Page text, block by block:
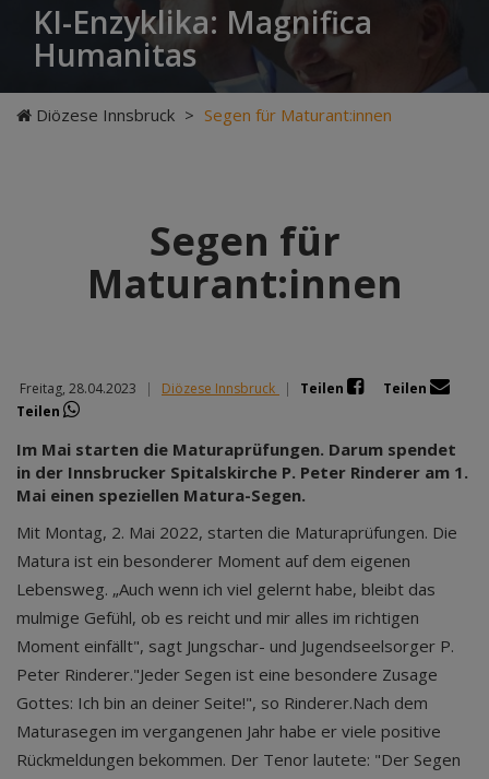
KI-Enzyklika: Magnifica
Humanitas
Diözese Innsbruck > Segen für Maturant:innen
Segen für
Maturant:innen
Freitag, 28.04.2023 | Diözese Innsbruck | Teilen
Teilen
Teilen
Im Mai starten die Maturaprüfungen. Darum spendet
in der Innsbrucker Spitalskirche P. Peter Rinderer am 1.
Mai einen speziellen Matura-Segen.
Mit Montag, 2. Mai 2022, starten die Maturaprüfungen. Die
Matura ist ein besonderer Moment auf dem eigenen
Lebensweg. „Auch wenn ich viel gelernt habe, bleibt das
mulmige Gefühl, ob es reicht und mir alles im richtigen
Moment einfällt", sagt Jungschar- und Jugendseelsorger P.
Peter Rinderer."Jeder Segen ist eine besondere Zusage
Gottes: Ich bin an deiner Seite!", so Rinderer.Nach dem
Maturasegen im vergangenen Jahr habe er viele positive
Rückmeldungen bekommen. Der Tenor lautete: "Der Segen